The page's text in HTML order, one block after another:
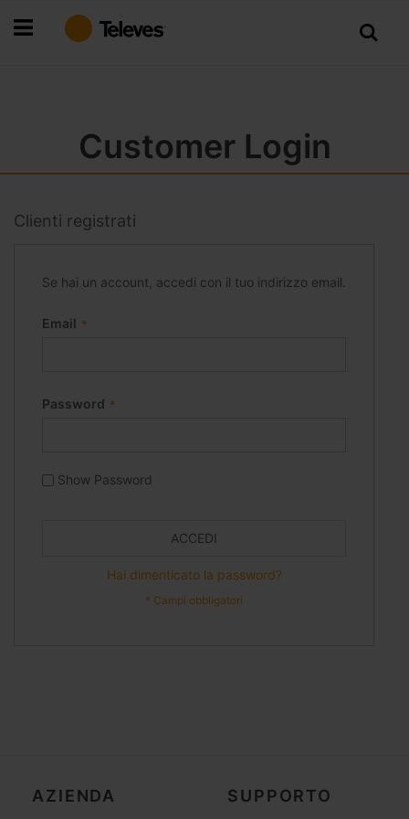
al
Customer Login
Clienti registrati
Se hai un account, accedi con il tuo indirizzo email.
Email
Password
Show Password
ACCEDI
Hai dimenticato la password?
AZIENDA SUPPORTO